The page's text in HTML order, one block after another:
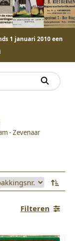
1 januari 2010 een
- Zevenaar
Filteren